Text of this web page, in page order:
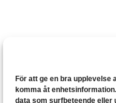
För att ge en bra
komma åt
data som surfbeteende eller